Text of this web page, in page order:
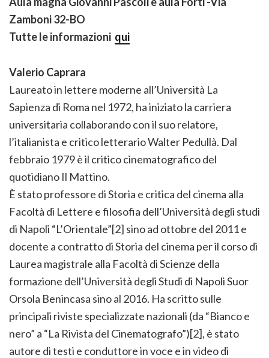
Zamboni 32-BO
Tutte le informazioni qui
Valerio Caprara
Laureato in lettere moderne all’Università La
Sapienza di Roma nel 1972, ha iniziato la carriera
universitaria collaborando con il suo relatore,
l’italianista e critico letterario Walter Pedullà. Dal
febbraio 1979 è il critico cinematografico del
quotidiano Il Mattino.
È stato professore di Storia e critica del cinema alla
Facoltà di Lettere e filosofia dell’Università degli studi
di Napoli “L’Orientale”[2] sino ad ottobre del 2011 e
docente a contratto di Storia del cinema per il corso di
Laurea magistrale alla Facoltà di Scienze della
formazione dell’Università degli Studi di Napoli Suor
Orsola Benincasa sino al 2016. Ha scritto sulle
principali riviste specializzate nazionali (da “Bianco e
nero” a “La Rivista del Cinematografo”)[2], è stato
autore di testi e conduttore in voce e in video di